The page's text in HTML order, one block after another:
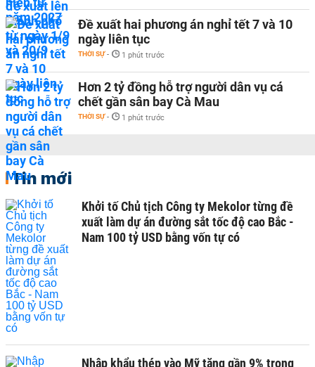
Đề xuất hai phương án nghỉ tết 7 và 10
ngày liên tục
THỜI SỰ - 1 phút trước
Hơn 2 tỷ đồng hỗ trợ người dân vụ cá
chết gần sân bay Cà Mau
THỜI SỰ - 1 phút trước
Tin mới
Khởi tố Chủ tịch Công ty Mekolor từng đề
xuất làm dự án đường sắt tốc độ cao Bắc -
Nam 100 tỷ USD bằng vốn tự có
Nhập khẩu thép vào Mỹ tăng gần 9% trong